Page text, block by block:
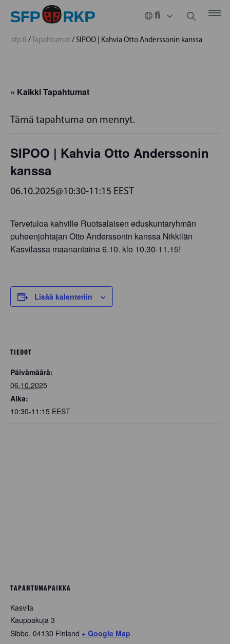
sfp.fi /Tapahtumat/ SIPOO | Kahvia Otto Anderssonin kanssa
« Kaikki Tapahtumat
Tämä tapahtuma on mennyt.
SIPOO | Kahvia Otto Anderssonin
kanssa
06.10.2025@10:30-11:15 EEST
Tervetuloa kahville Ruotsalaisen eduskuntaryhmän
puheenjohtajan Otto Anderssonin kanssa Nikkilän
Kasvilassa maanantaina 6.10. klo 10.30-11.15!
Lisää kalenteriin
TIEDOT
Päivämäärä:
06.10.2025
Aika:
10:30-11:15 EEST
TAPAHTUMAPAIKKA
Kasvila
Kauppakuja 3
Sibbo, 04130 Finland + Google Map